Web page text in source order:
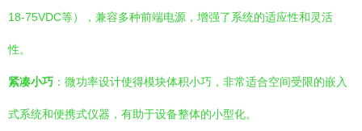
18-75VDC等），兼容多种前端电源，增强了系统的适应性和灵活
性。
紧凑小巧 ：微功率设计使得模块体积小巧，非常适合空间受限的嵌入
式系统和便携式仪器，有助于设备整体的小型化。